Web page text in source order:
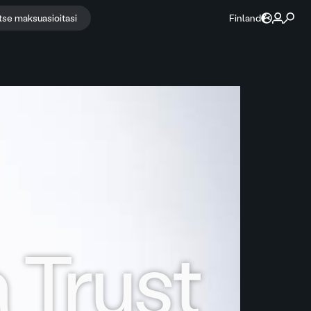
maksuasioitasi Finland